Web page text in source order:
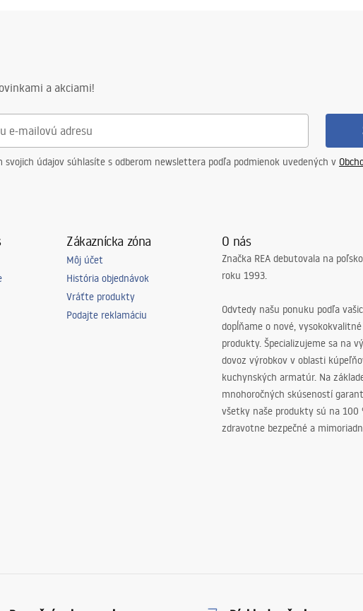
a akciami!
svojich údajov súhlasíte s odberom newslettera podľa podmienok uvedených v
Zákaznícka zóna
Môj účet
História objednávok
Vráťte produkty
Podajte reklamáciu
O nás
Značka REA debutovala na
roku 1993.
Odvtedy našu ponuku podľa
dopĺňame o nové,
produkty. Špecializujeme sa na
dovoz výrobkov v oblasti
kuchynských armatúr. Na
mnohoročných skúseností
všetky naše produkty sú na 100
zdravotne bezpečné a